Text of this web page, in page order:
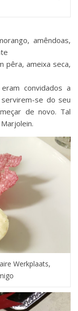
amêndoas,
pêra, ameixa seca,
convidados a
se do seu
de novo. Tal
Werkplaats,